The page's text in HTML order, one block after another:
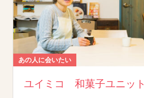
あの人に会いたい
ユイミコ 和菓子ユニット